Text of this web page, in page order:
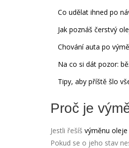
Co udělat ihned po
Jak poznáš čerstvý
Chování auta po
Na co si dát pozor:
Tipy, aby příště šlo
Proč je
Jestli řešíš výměnu oleje
Pokud se o jeho stav